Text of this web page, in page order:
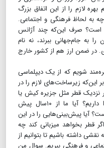
لازم را از این اتفاق بزرگ
به لحاظ فرهنگی و اجتماعی.
است؟ صرف این‌که چند آژانس
به جام‌‌جهانی ببرند، نه نام
در ضمن ارز هم از کشور خارج
شویم که از یک دیپلماسی
این‌که زیرساخت‌های لازم را در
نزدیک قطر مثل جزیره کیش یا
قشم. آیا ما واقعا این زیرساخت‌ها را داریم؟ آیا ما از ۱۰سال پیش
آیا پیش‌بینی‌هایی را در این
قطر بخواهد میزبانی کند چه
نقشی داشته باشیم تا بتوانیم از
و فرهنگی ببریم. سوال من